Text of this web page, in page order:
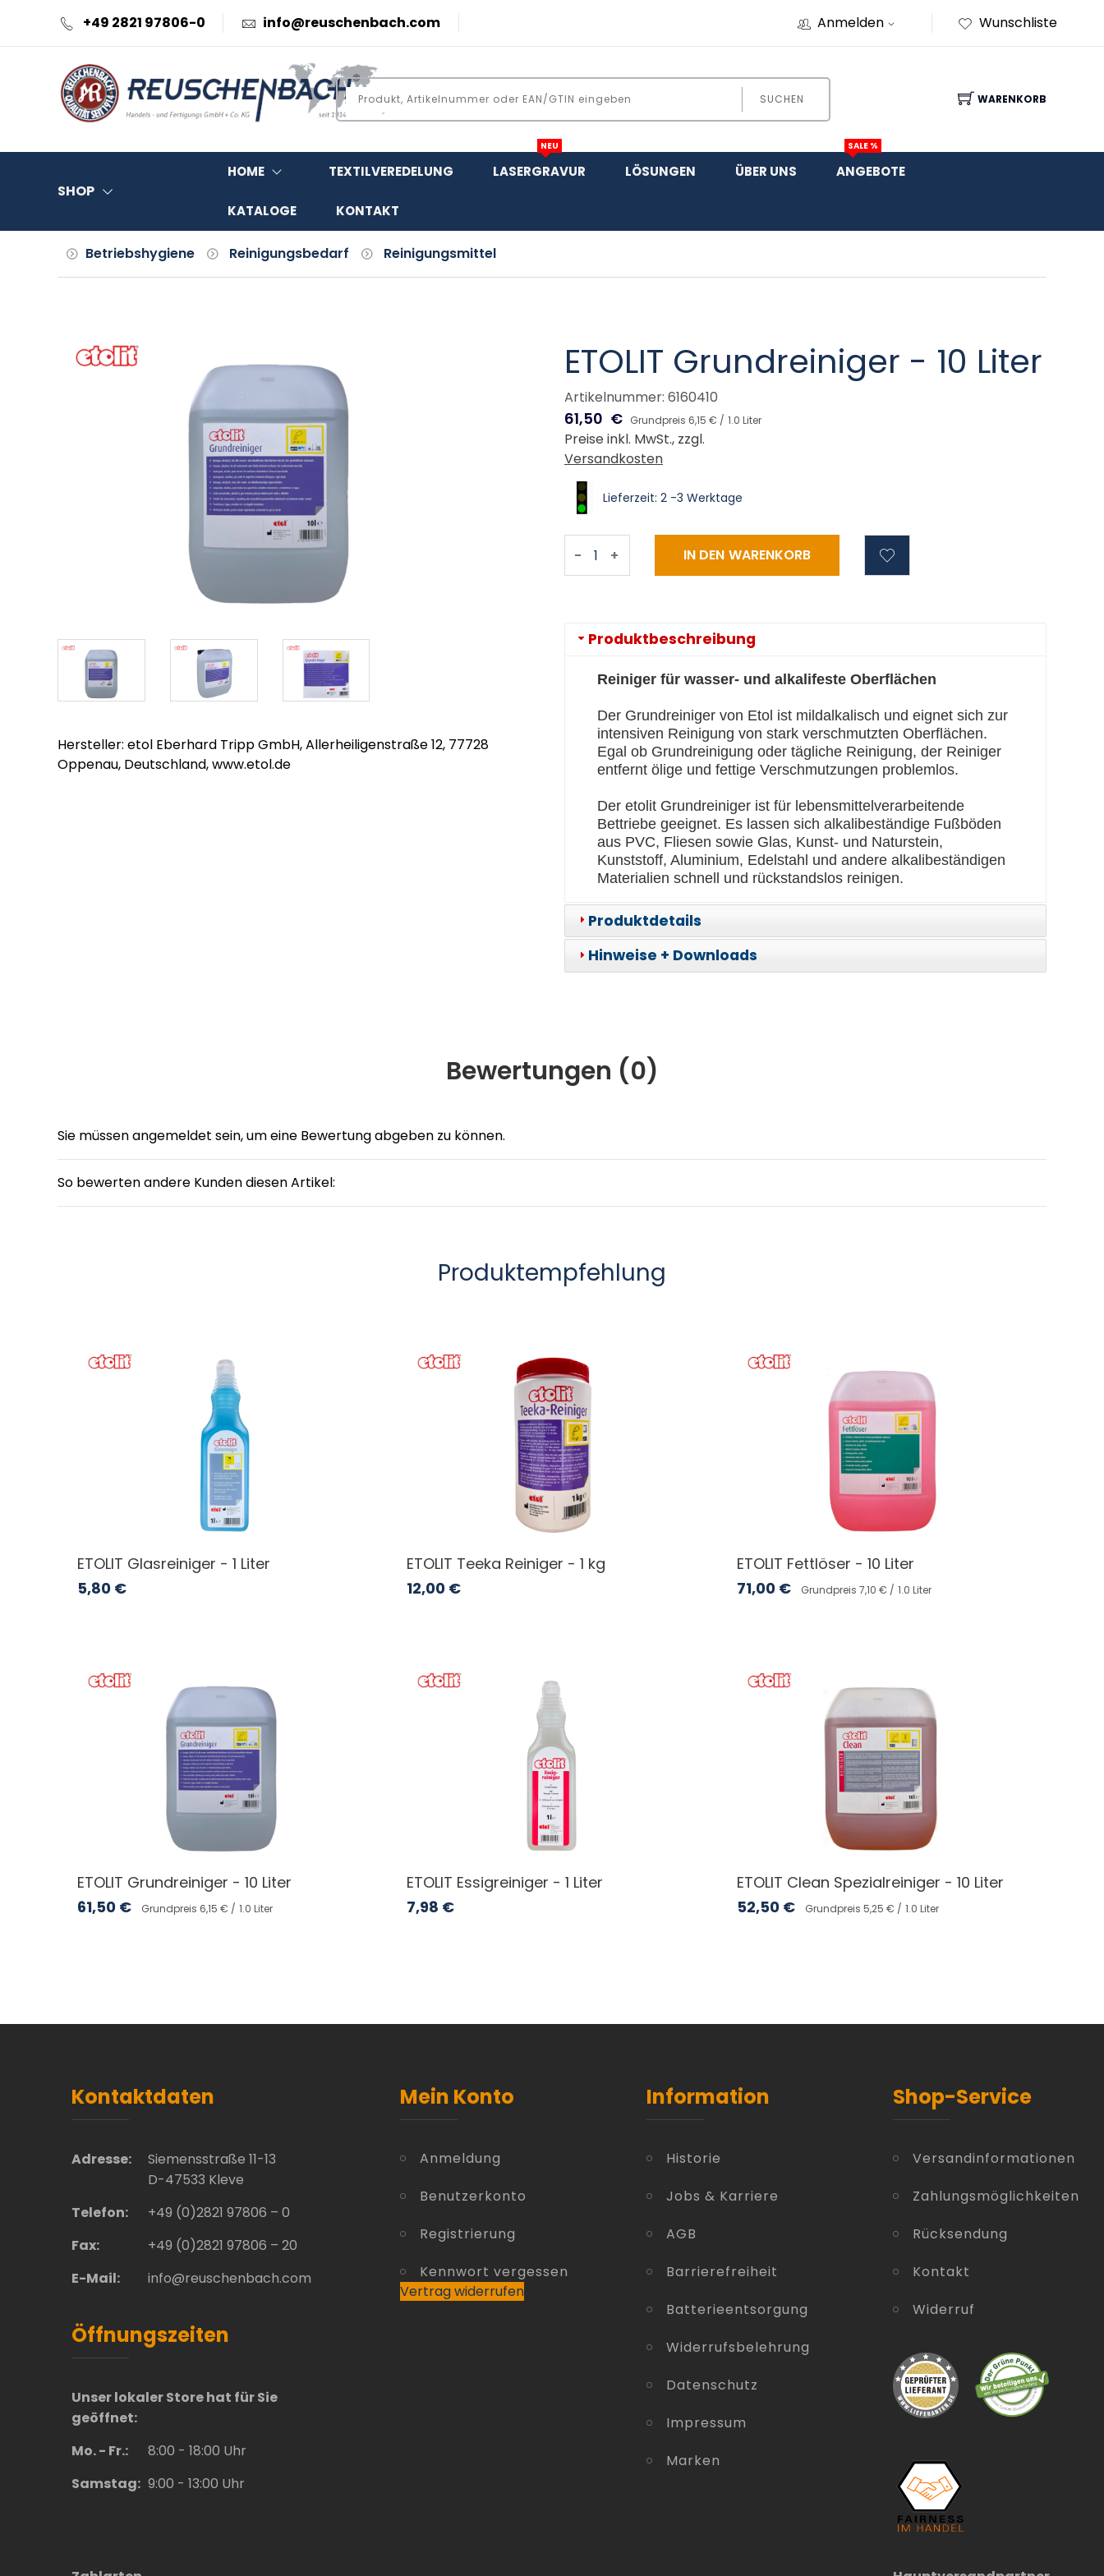
+49 2821 97806-0 info@reuschenbach.com Anmelden Wunschliste
SUCHEN WARENKORB
SHOP
HOME TEXTILVEREDELUNG LASERGRAVUR
NEU
LÖSUNGEN ÜBER UNS ANGEBOTE
SALE %
KATALOGE KONTAKT
Betriebshygiene Reinigungsbedarf Reinigungsmittel
Hersteller: etol Eberhard Tripp GmbH, Allerheiligenstraße 12, 77728
Oppenau, Deutschland, www.etol.de
ETOLIT Grundreiniger - 10 Liter
Artikelnummer: 6160410
61,50 € Grundpreis 6,15 € / 1.0 Liter
Preise inkl. MwSt., zzgl.
Versandkosten
Lieferzeit: 2 -3 Werktage
- +
Produktbeschreibung
Reiniger für wasser- und alkalifeste Oberflächen
Der Grundreiniger von Etol ist mildalkalisch und eignet sich zur
intensiven Reinigung von stark verschmutzten Oberflächen.
Egal ob Grundreinigung oder tägliche Reinigung, der Reiniger
entfernt ölige und fettige Verschmutzungen problemlos.
Der etolit Grundreiniger ist für lebensmittelverarbeitende
Bettriebe geeignet. Es lassen sich alkalibeständige Fußböden
aus PVC, Fliesen sowie Glas, Kunst- und Naturstein,
Kunststoff, Aluminium, Edelstahl und andere alkalibeständigen
Materialien schnell und rückstandslos reinigen.
Produktdetails
Hinweise + Downloads
Bewertungen (0)
Sie müssen angemeldet sein, um eine Bewertung abgeben zu können.
So bewerten andere Kunden diesen Artikel:
Produktempfehlung
ETOLIT Glasreiniger - 1 Liter
5,80 €
ETOLIT Teeka Reiniger - 1 kg
12,00 €
ETOLIT Fettlöser - 10 Liter
71,00€ Grundpreis 7,10 € / 1.0 Liter
ETOLIT Grundreiniger - 10 Liter
61,50 € Grundpreis 6,15 € / 1.0 Liter
ETOLIT Essigreiniger - 1 Liter
7,98 €
ETOLIT Clean Spezialreiniger - 10 Liter
52,50€ Grundpreis 5,25 € / 1.0 Liter
Kontaktdaten
Adresse:
Siemensstraße 11-13
D-47533 Kleve
Telefon:
+49 (0)2821 97806 – 0
Fax:
+49 (0)2821 97806 – 20
E-Mail:
info@reuschenbach.com
Öffnungszeiten
Unser lokaler Store hat für Sie
geöffnet:
Mo. - Fr.:
8:00 - 18:00 Uhr
Samstag: 9:00 - 13:00 Uhr
Mein Konto
Anmeldung
Benutzerkonto
Registrierung
Kennwort vergessen
Vertrag widerrufen
Information
Historie
Jobs & Karriere
AGB
Barrierefreiheit
Batterieentsorgung
Widerrufsbelehrung
Datenschutz
Impressum
Marken
Shop-Service
Versandinformationen
Zahlungsmöglichkeiten
Rücksendung
Kontakt
Widerruf